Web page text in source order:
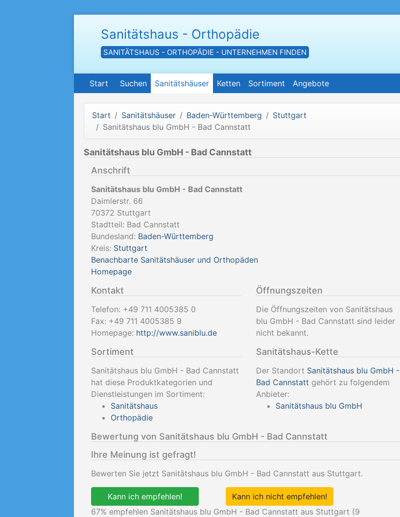
Sanitätshaus - Orthopädie
SANITÄTSHAUS - ORTHOPÄDIE - UNTERNEHMEN FINDEN
Start Suchen Sanitätshäuser Ketten Sortiment Angebote
Start Sanitätshäuser Baden-Württemberg
Stuttgart
Sanitätshaus blu GmbH - Bad Cannstatt
Sanitätshaus blu GmbH - Bad Cannstatt
Anschrift
Sanitätshaus blu GmbH - Bad Cannstatt
Daimlerstr. 66
70372 Stuttgart
Stadtteil: Bad Cannstatt
Bundesland: Baden-Württemberg
Kreis: Stuttgart
Benachbarte Sanitätshäuser und Orthopäden
Homepage
Kontakt
Telefon: +49 711 4005385 0
Fax: +49 711 4005385 9
Homepage: http://www.saniblu.de
Öffnungszeiten
Die Öffnungszeiten von Sanitätshaus
blu GmbH - Bad Cannstatt sind leider
nicht bekannt.
Sortiment
Sanitätshaus blu GmbH - Bad Cannstatt
hat diese Produktkategorien und
Dienstleistungen im Sortiment:
Sanitätshaus
Orthopädie
Sanitätshaus-Kette
Der Standort Sanitätshaus blu GmbH -
Bad Cannstatt gehört zu folgendem
Anbieter:
Sanitätshaus blu GmbH
Bewertung von Sanitätshaus blu GmbH - Bad Cannstatt
Ihre Meinung ist gefragt!
Bewerten Sie jetzt Sanitätshaus blu GmbH - Bad Cannstatt aus Stuttgart.
Kann ich empfehlen!
Kann ich nicht empfehlen!
67% empfehlen Sanitätshaus blu GmbH - Bad Cannstatt aus Stuttgart (9